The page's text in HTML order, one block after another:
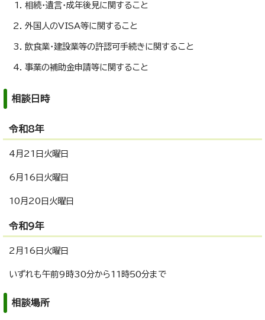
相続・遺言・成年後見に関すること
外国人のVISA等に関すること
飲食業・建設業等の許認可手続きに関すること
事業の補助金申請等に関すること
相談日時
令和8年
4月21日火曜日
6月16日火曜日
10月20日火曜日
令和9年
2月16日火曜日
いずれも午前9時30分から11時50分まで
相談場所